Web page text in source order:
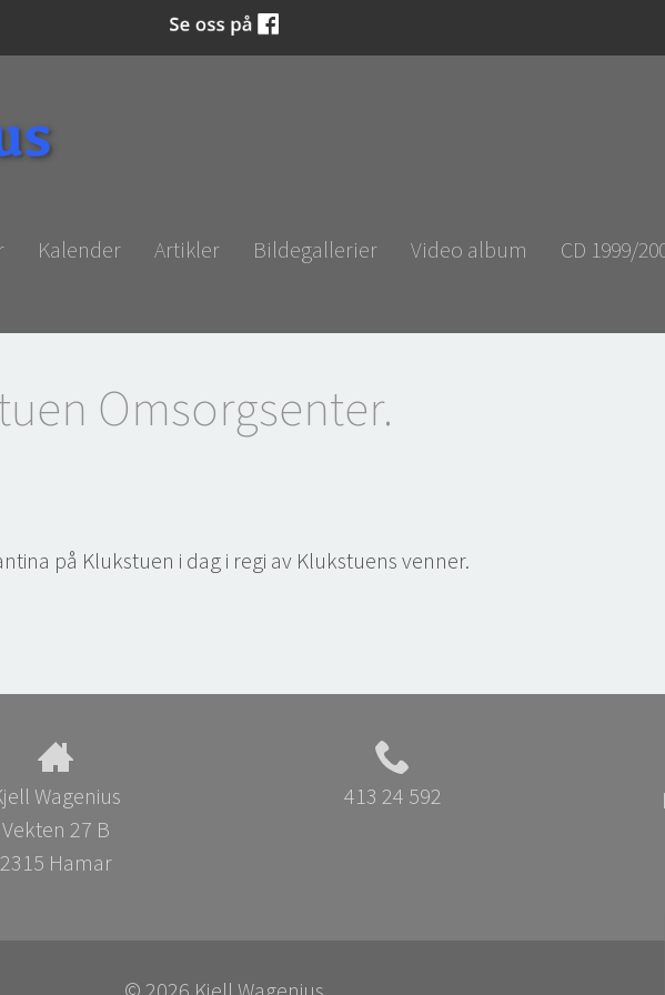
Kalender Artikler Bildegallerier Video album CD 1999/
Omsorgsenter.
på Klukstuen i dag i regi av Klukstuens venner.
Wagenius
Vekten 27 B
2315 Hamar
413 24 592